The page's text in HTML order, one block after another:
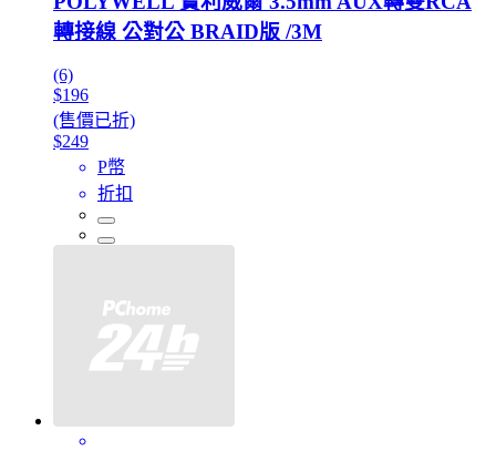
轉接線 公對公 BRAID版 /3M
(6)
$196
(售價已折)
$249
P幣
折扣